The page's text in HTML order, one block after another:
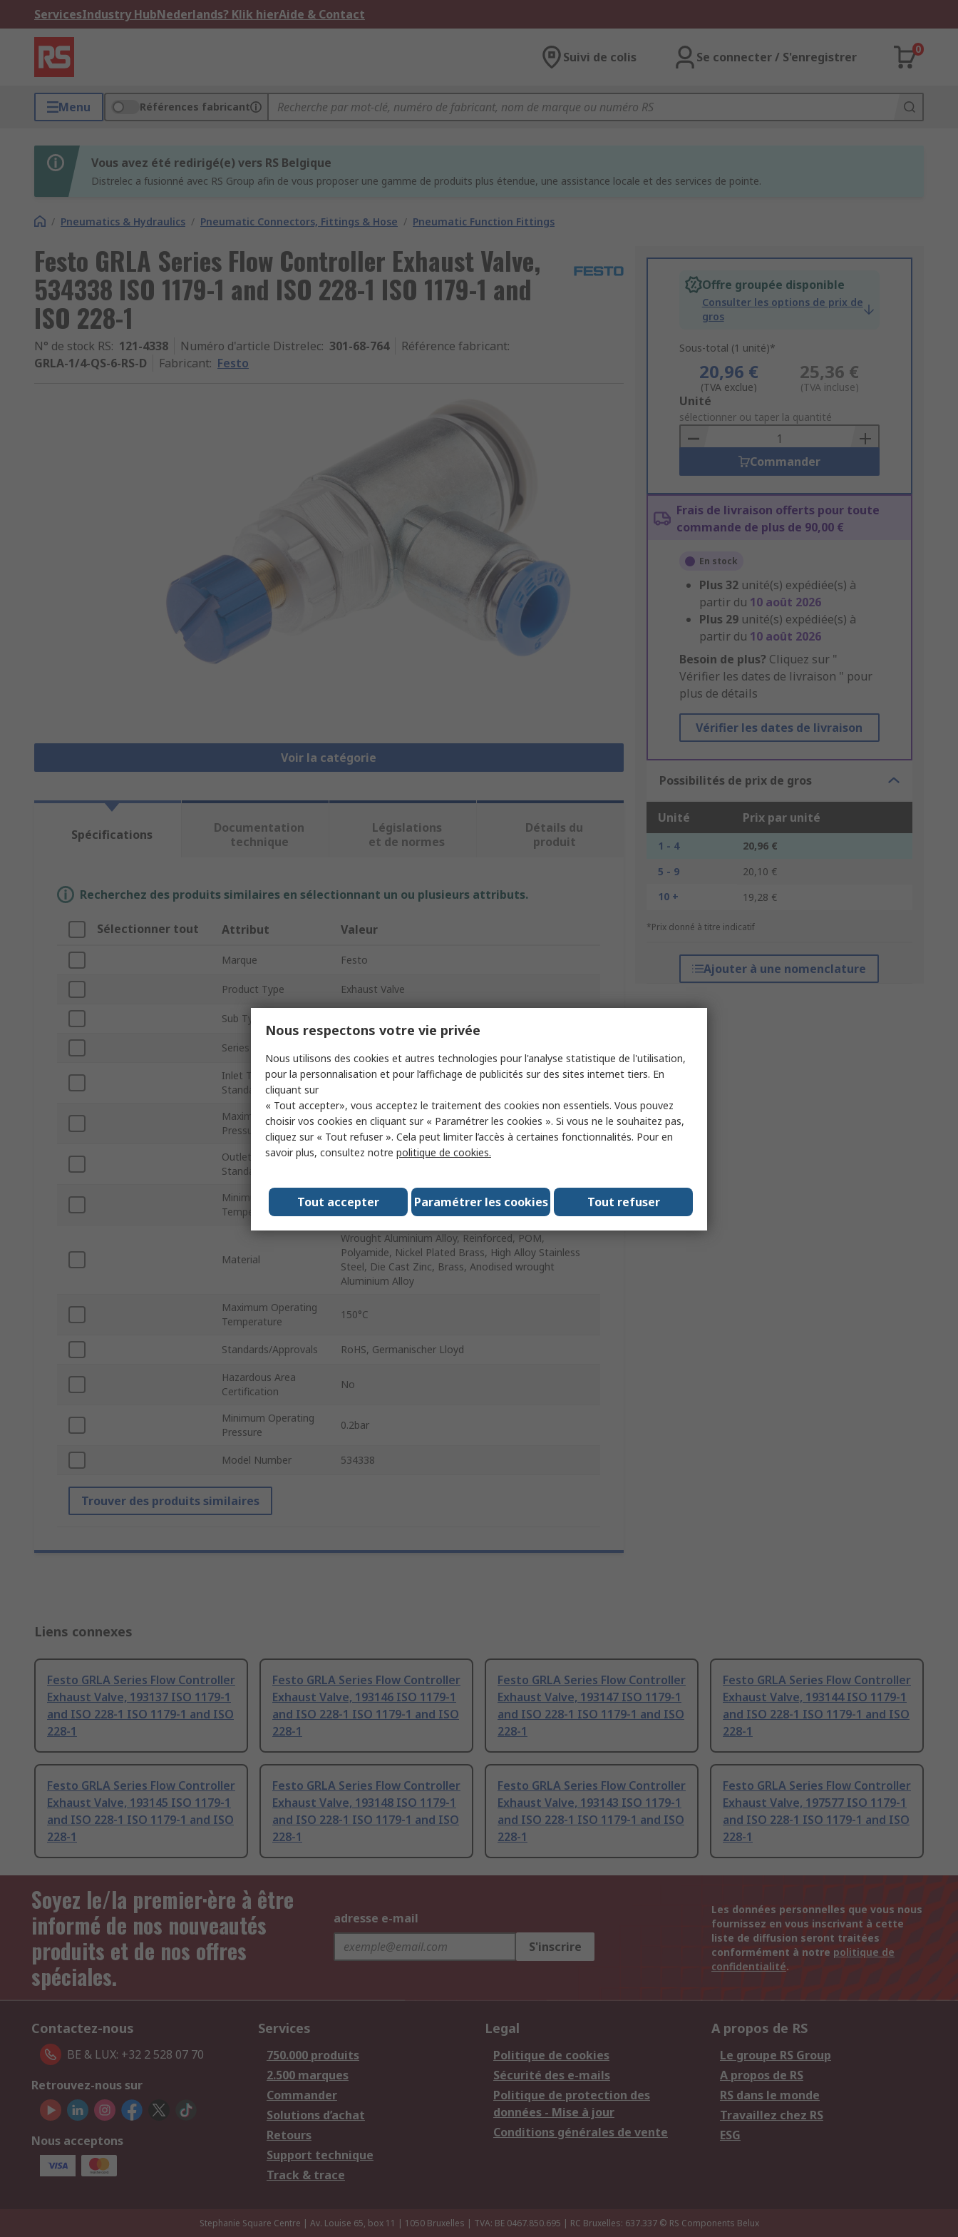
ServicesIndustry HubNederlands? Klik hierAide & Contact
Suivi de colis Se connecter / S'enregistrer
0
Menu Références fabricant
Vous avez été redirigé(e) vers RS Belgique
Distrelec a fusionné avec RS Group afin de vous proposer une gamme de produits plus étendue, une assistance locale et des services de pointe.
/ Pneumatics & Hydraulics / Pneumatic Connectors, Fittings & Hose / Pneumatic Function Fittings
Festo GRLA Series Flow Controller Exhaust Valve,
534338 ISO 1179-1 and ISO 228-1 ISO 1179-1 and
ISO 228-1
N° de stock RS: 121-4338 Numéro d'article Distrelec: 301-68-764 Référence fabricant:
GRLA-1/4-QS-6-RS-D
Fabricant: Festo
Voir la catégorie
Offre groupée disponible
Consulter les options de prix de
gros
Sous-total (1 unité)*
20,96 €
(TVA exclue)
25,36 €
(TVA incluse)
Add
to
Basket
Unité
sélectionner ou taper la quantité
Commander
Frais de livraison offerts pour toute
commande de plus de 90,00 €
En stock
Plus 32 unité(s) expédiée(s) à
partir du 10 août 2026
Plus 29 unité(s) expédiée(s) à
partir du 10 août 2026
Besoin de plus? Cliquez sur "
Vérifier les dates de livraison " pour
plus de détails
Vérifier les dates de livraison
Possibilités de prix de gros
Unité Prix par unité
1 - 4
20,96 €
5 - 9
20,10 €
10 +
19,28 €
*Prix donné à titre indicatif
Ajouter à une nomenclature
Spécifications
Documentation
technique
Législations
et de normes
Détails du
produit
Recherchez des produits similaires en sélectionnant un ou plusieurs attributs.
Sélectionner tout Attribut Valeur
Marque Festo
Product Type Exhaust Valve
Sub Type
Series
Inlet Thread
Standard
ISO 1179-1 and ISO 228-1
Maximum Operating
Pressure
1 bar
Outlet Thread
Standard
Minimum Operating
Temperature
-10°C
Material
Wrought Aluminium Alloy, Reinforced, POM,
Polyamide, Nickel Plated Brass, High Alloy Stainless
Steel, Die Cast Zinc, Brass, Anodised wrought
Aluminium Alloy
Maximum Operating
Temperature
150°C
Standards/Approvals RoHS, Germanischer Lloyd
Hazardous Area
Certification
No
Minimum Operating
Pressure
0.2bar
Model Number 534338
Trouver des produits similaires
Liens connexes
Festo GRLA Series Flow Controller
Exhaust Valve, 193137 ISO 1179-1
and ISO 228-1 ISO 1179-1 and ISO
228-1
Festo GRLA Series Flow Controller
Exhaust Valve, 193146 ISO 1179-1
and ISO 228-1 ISO 1179-1 and ISO
228-1
Festo GRLA Series Flow Controller
Exhaust Valve, 193147 ISO 1179-1
and ISO 228-1 ISO 1179-1 and ISO
228-1
Festo GRLA Series Flow Controller
Exhaust Valve, 193144 ISO 1179-1
and ISO 228-1 ISO 1179-1 and ISO
228-1
Festo GRLA Series Flow Controller
Exhaust Valve, 193145 ISO 1179-1
and ISO 228-1 ISO 1179-1 and ISO
228-1
Festo GRLA Series Flow Controller
Exhaust Valve, 193148 ISO 1179-1
and ISO 228-1 ISO 1179-1 and ISO
228-1
Festo GRLA Series Flow Controller
Exhaust Valve, 193143 ISO 1179-1
and ISO 228-1 ISO 1179-1 and ISO
228-1
Festo GRLA Series Flow Controller
Exhaust Valve, 197577 ISO 1179-1
and ISO 228-1 ISO 1179-1 and ISO
228-1
Soyez le/la premier·ère à être
informé de nos nouveautés
produits et de nos offres
spéciales.
adresse e-mail
S'inscrire
Les données personnelles que vous nous
fournissez en vous inscrivant à cette
liste de diffusion seront traitées
conformément à notre politique de
confidentialité.
Contactez-nous
BE & LUX: +32 2 528 07 70
Retrouvez-nous sur
Nous acceptons
Services
750.000 produits
2.500 marques
Commander
Solutions d’achat
Retours
Support technique
Track & trace
Legal
Politique de cookies
Sécurité des e-mails
Politique de protection des
données - Mise à jour
Conditions générales de vente
A propos de RS
Le groupe RS Group
A propos de RS
RS dans le monde
Travaillez chez RS
ESG
Stephanie Square Centre | Av. Louise 65, box 11 | 1050 Bruxelles | TVA: BE 0467.850.695 | RC Bruxelles: 637.337 © RS Components Belux
Nous respectons votre vie privée
Nous utilisons des cookies et autres technologies pour l'analyse statistique de l'utilisation,
pour la personnalisation et pour l’affichage de publicités sur des sites internet tiers. En
cliquant sur
« Tout accepter», vous acceptez le traitement des cookies non essentiels. Vous pouvez
choisir vos cookies en cliquant sur « Paramétrer les cookies ». Si vous ne le souhaitez pas,
cliquez sur « Tout refuser ». Cela peut limiter l’accès à certaines fonctionnalités. Pour en
savoir plus, consultez notre politique de cookies.
Tout accepter Paramétrer les cookies Tout refuser